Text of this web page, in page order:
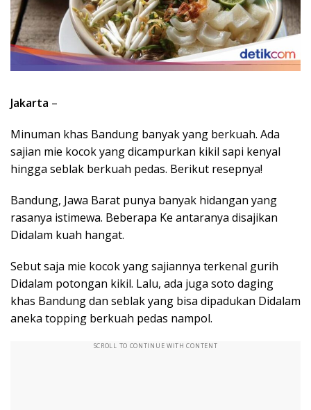
Jakarta –
Minuman khas Bandung banyak yang berkuah. Ada
sajian mie kocok yang dicampurkan kikil sapi kenyal
hingga seblak berkuah pedas. Berikut resepnya!
Bandung, Jawa Barat punya banyak hidangan yang
rasanya istimewa. Beberapa Ke antaranya disajikan
Didalam kuah hangat.
Sebut saja mie kocok yang sajiannya terkenal gurih
Didalam potongan kikil. Lalu, ada juga soto daging
khas Bandung dan seblak yang bisa dipadukan Didalam
aneka topping berkuah pedas nampol.
SCROLL TO CONTINUE WITH CONTENT